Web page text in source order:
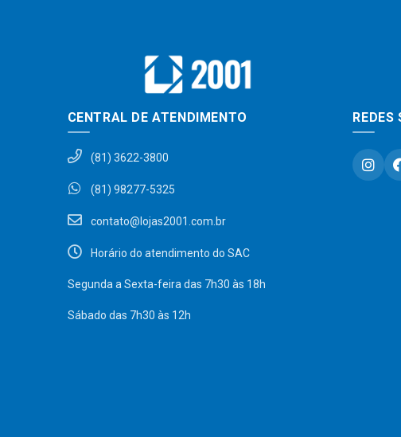
CENTRAL DE ATENDIMENTO
(81) 3622-3800
(81) 98277-5325
contato@lojas2001.com.br
Horário do atendimento do SAC
Segunda a Sexta-feira das 7h30 às 18h
Sábado das 7h30 às 12h
REDES